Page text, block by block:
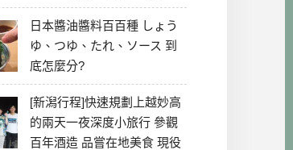
冰川神社、美食彙整
日本醬油醬料百百種 しょう
ゆ、つゆ、たれ、ソース 到
底怎麼分?
[新潟行程]快速規劃上越妙高
的兩天一夜深度小旅行 參觀
百年酒造 品嘗在地美食 現役